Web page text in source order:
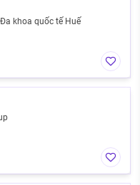
khoa quốc tế Huế